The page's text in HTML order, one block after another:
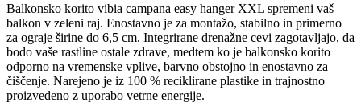
Balkonsko korito vibia campana easy hanger XXL spremeni vaš
balkon v zeleni raj. Enostavno je za montažo, stabilno in primerno
za ograje širine do 6,5 cm. Integrirane drenažne cevi zagotavljajo, da
bodo vaše rastline ostale zdrave, medtem ko je balkonsko korito
odporno na vremenske vplive, barvno obstojno in enostavno za
čiščenje. Narejeno je iz 100 % reciklirane plastike in trajnostno
proizvedeno z uporabo vetrne energije.